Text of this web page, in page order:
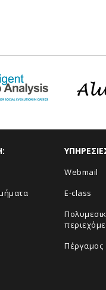
Webmail
E-class
Πέργαμος